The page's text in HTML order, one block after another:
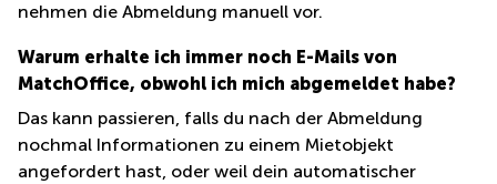
nehmen die Abmeldung manuell vor.
Warum erhalte ich immer noch E-Mails von
MatchOffice, obwohl ich mich abgemeldet habe?
Das kann passieren, falls du nach der Abmeldung
nochmal Informationen zu einem Mietobjekt
angefordert hast, oder weil dein automatischer